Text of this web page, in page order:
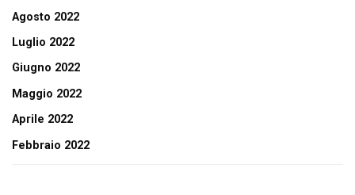
Agosto 2022
Luglio 2022
Giugno 2022
Maggio 2022
Aprile 2022
Febbraio 2022